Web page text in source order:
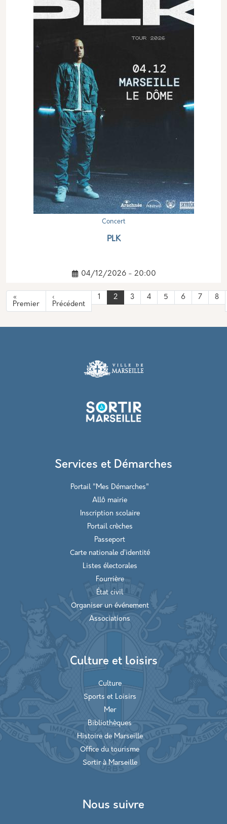
Concert
PLK
04/12/2026 - 20:00
Pagination
«
PremierPremière page
‹
PrécédentPage précédente
1 2 3 4 5 6 7 8
Services et Démarches
Portail "Mes Démarches"
Allô mairie
Inscription scolaire
Portail crèches
Passeport
Carte nationale d’identité
Listes électorales
Fourrière
État civil
Organiser un événement
Associations
Culture et loisirs
Culture
Sports et Loisirs
Mer
Bibliothèques
Histoire de Marseille
Office du tourisme
Sortir à Marseille
Nous suivre